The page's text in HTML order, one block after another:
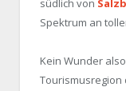
südlich von
Spektrum an
Kein Wunder
Tourismusregion